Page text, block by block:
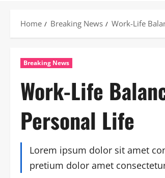
Home Breaking News Work-Life
Breaking News
Work-Life
Personal Life
Lorem ipsum dolor sit amet
pretium dolor amet